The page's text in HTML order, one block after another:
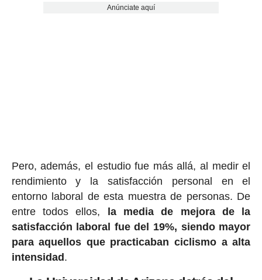
Anúnciate aquí
Pero, además, el estudio fue más allá, al medir el
rendimiento y la satisfacción personal en el
entorno laboral de esta muestra de personas. De
entre todos ellos,
la media de mejora de la
satisfacción laboral fue del 19%, siendo mayor
para aquellos que practicaban ciclismo a alta
intensidad .